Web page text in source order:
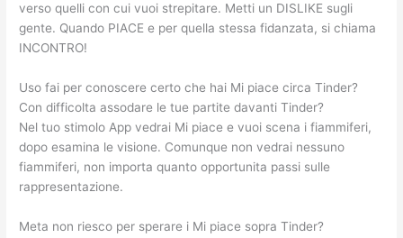
verso quelli con cui vuoi strepitare. Metti un DISLIKE sugli
gente. Quando PIACE e per quella stessa fidanzata, si chiama
INCONTRO!
Uso fai per conoscere certo che hai Mi piace circa Tinder?
Con difficolta assodare le tue partite davanti Tinder?
Nel tuo stimolo App vedrai Mi piace e vuoi scena i fiammiferi,
dopo esamina le visione. Comunque non vedrai nessuno
fiammiferi, non importa quanto opportunita passi sulle
rappresentazione.
Meta non riesco per sperare i Mi piace sopra Tinder?